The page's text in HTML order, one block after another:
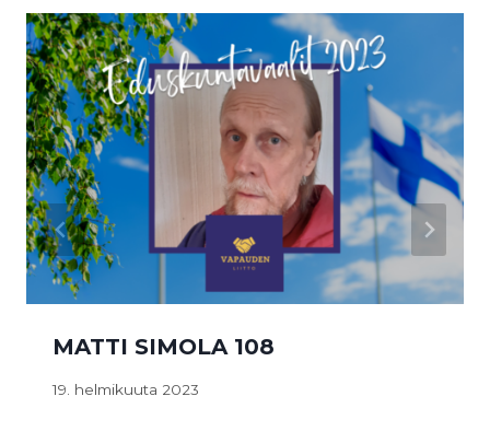
MATTI SIMOLA 108
19. helmikuuta 2023